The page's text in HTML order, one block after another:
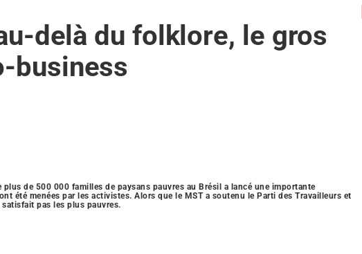
delà du folklore, le gros
business
de 500 000 familles de paysans pauvres au Brésil a lancé une importante
été menées par les activistes. Alors que le MST a soutenu le Parti des Travailleurs et
pas les plus pauvres.